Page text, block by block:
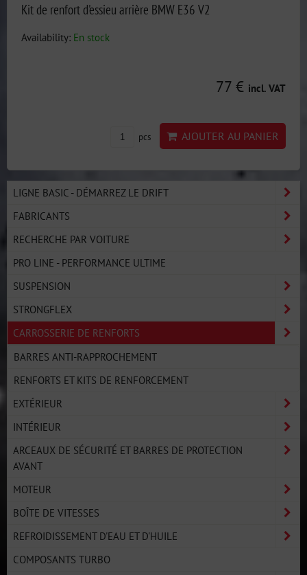
Kit de renfort d'essieu arrière BMW E36 V2
Availability: En stock
77 € incl. VAT
pcs AJOUTER AU PANIER
LIGNE BASIC - DÉMARREZ LE DRIFT
FABRICANTS
RECHERCHE PAR VOITURE
PRO LINE - PERFORMANCE ULTIME
SUSPENSION
STRONGFLEX
CARROSSERIE DE RENFORTS
BARRES ANTI-RAPPROCHEMENT
RENFORTS ET KITS DE RENFORCEMENT
EXTÉRIEUR
INTÉRIEUR
ARCEAUX DE SÉCURITÉ ET BARRES DE PROTECTION
AVANT
MOTEUR
BOÎTE DE VITESSES
REFROIDISSEMENT D'EAU ET D'HUILE
COMPOSANTS TURBO